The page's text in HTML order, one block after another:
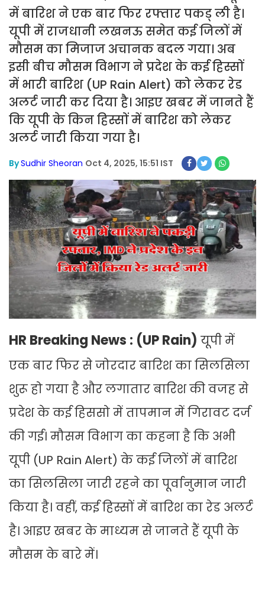
में बारिश ने एक बार फिर रफ्तार पकड् ली है।
यूपी में राजधानी लखनऊ समेत कई जिलों में
मौसम का मिजाज अचानक बदल गया। अब
इसी बीच मौसम विभाग ने प्रदेश के कई हिस्सों
में भारी बारिश (UP Rain Alert) को लेकर रेड
अलर्ट जारी कर दिया है। आइए खबर में जानते हैं
कि यूपी के किन हिस्सों में बारिश को लेकर
अलर्ट जारी किया गया है।
BySudhir Sheoran Oct 4, 2025, 15:51 IST
HR Breaking News : (UP Rain) यूपी में
एक बार फिर से जोरदार बारिश का सिलसिला
शुरू हो गया है और लगातार बारिश की वजह से
प्रदेश के कई हिससो में तापमान में गिरावट दर्ज
की गई। मौसम विभाग का कहना है कि अभी
यूपी (UP Rain Alert) के कई जिलों में बारिश
का सिलसिला जारी रहने का पूर्वानुमान जारी
किया है। वहीं, कई हिस्सों में बारिश का रेड अलर्ट
है। आइए खबर के माध्यम से जानते हैं यूपी के
मौसम के बारे में।